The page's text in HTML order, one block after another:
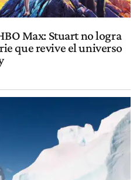
Max: Stuart no logra
que revive el universo